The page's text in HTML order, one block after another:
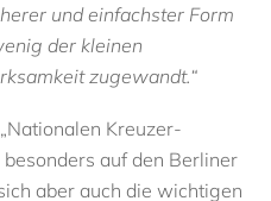
und einfachster Form
der kleinen
zugewandt.“
Kreuzer-
auf den Berliner
aber auch die wichtigen